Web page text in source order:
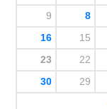
8
9
15
16
22
23
29
30